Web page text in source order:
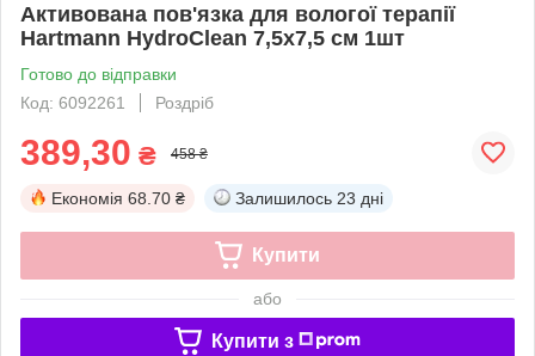
Активована пов'язка для вологої терапії
Hartmann HydroClean 7,5x7,5 см 1шт
Готово до відправки
Код: 6092261
Роздріб
389,30 ₴ 458 ₴
Економія 68.70 ₴ Залишилось 23 дні
Купити
або
Купити з